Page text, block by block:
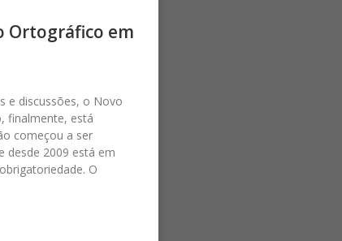
Ortográfico em
e discussões, o Novo
finalmente, está
começou a ser
desde 2009 está em
O